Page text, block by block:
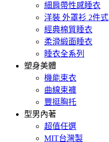
細肩帶性感睡衣
洋裝 外罩衫 2件式
經典棉質睡衣
柔滑緞面睡衣
睡衣全系列
塑身美體
機能束衣
曲線束褲
豐挺胸托
型男內著
超值任選
MIT台灣製